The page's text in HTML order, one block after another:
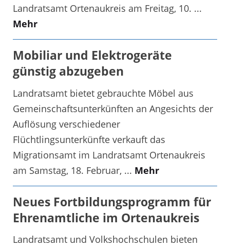
Landratsamt Ortenaukreis am Freitag, 10. ...
Mehr
Mobiliar und Elektrogeräte
günstig abzugeben
Landratsamt bietet gebrauchte Möbel aus
Gemeinschaftsunterkünften an Angesichts der
Auflösung verschiedener
Flüchtlingsunterkünfte verkauft das
Migrationsamt im Landratsamt Ortenaukreis
am Samstag, 18. Februar, ... Mehr
Neues Fortbildungsprogramm für
Ehrenamtliche im Ortenaukreis
Landratsamt und Volkshochschulen bieten